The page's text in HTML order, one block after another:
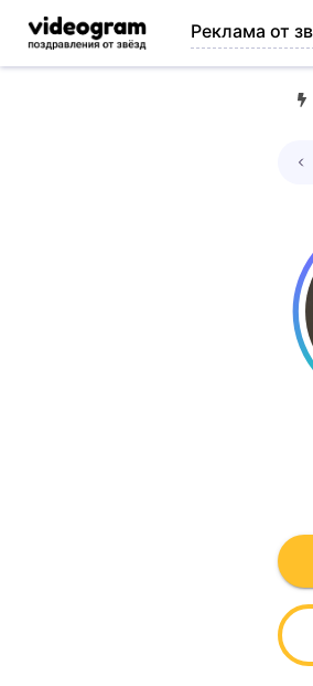
Реклама от